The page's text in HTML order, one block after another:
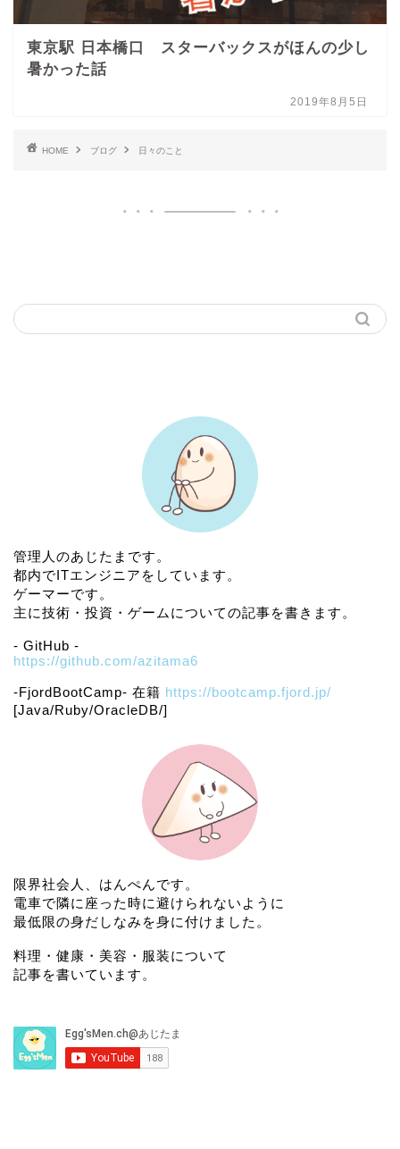
東京駅 日本橋口 スターバックスがほんの少し
暑かった話
2019年8月5日
HOME ブログ 日々のこと
管理人のあじたまです。
都内でITエンジニアをしています。
ゲーマーです。
主に技術・投資・ゲームについての記事を書きます。
- GitHub -
https://github.com/azitama6
-FjordBootCamp- 在籍 https://bootcamp.fjord.jp/
[Java/Ruby/OracleDB/]
限界社会人、はんぺんです。
電車で隣に座った時に避けられないように
最低限の身だしなみを身に付けました。
料理・健康・美容・服装について
記事を書いています。